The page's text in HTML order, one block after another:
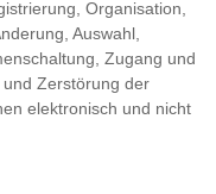
Organisation,
Auswahl,
Zugang und
Zerstörung der
elektronisch und nicht